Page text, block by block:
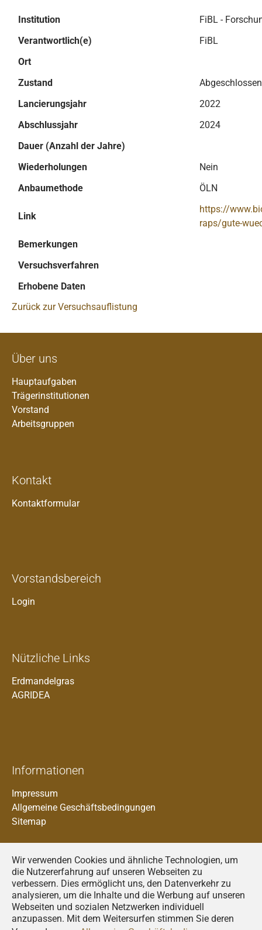
Wir verwenden Cookies und ähnliche Technologien, um
die Nutzererfahrung auf unseren Webseiten zu
verbessern. Dies ermöglicht uns, den Datenverkehr zu
analysieren, um die Inhalte und die Werbung auf unseren
Webseiten und sozialen Netzwerken individuell
anzupassen. Mit dem Weitersurfen stimmen Sie deren
Institution
FiBL -
Verantwortlich(e)
FiBL
Ort
Zustand
Abgeschlossen
Lancierungsjahr
2022
Abschlussjahr
2024
Dauer (Anzahl der Jahre)
Wiederholungen
Nein
Anbaumethode
ÖLN
Link
https://
raps/gute-
Bemerkungen
Versuchsverfahren
Erhobene Daten
Zurück zur Versuchsauflistung
Über uns
Hauptaufgaben
Trägerinstitutionen
Vorstand
Arbeitsgruppen
Kontakt
Kontaktformular
Vorstandsbereich
Login
Nützliche Links
Erdmandelgras
AGRIDEA
Informationen
Impressum
Allgemeine Geschäftsbedingungen
Sitemap
Francais
Deutsch